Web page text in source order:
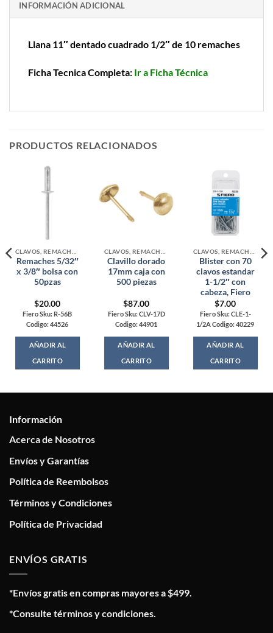
INFORMACIÓN ADICIONAL
Llana 11″ dentado cuadrado 1/2″ de 10 remaches
Ficha Tecnica Completa: Ir a Ficha Técnica
PRODUCTOS RELACIONADOS
Remaches 5/32″
x 3/8″ bolsa con
50pzas
$20.00
Fiero Sku: R-56B
Codigo: 44526
AÑADIR AL
CARRITO
Clavillo dorado
17mm caja con
500 piezas
$87.00
Fiero Sku: CLV-17D
Codigo: 44901
AÑADIR AL
CARRITO
Blister con 70
clavos estandar
1-1/2″ con
cabeza, Fiero
$7.00
Fiero Sku: CLE-1-
1/2A Codigo: 40229
AÑADIR AL
CARRITO
Información
Acerca de Nosotros
Envíos y Garantías
Política de Reembolsos
Términos y Condiciones
Política de Privacidad
ENVÍOS GRATIS
*Envíos gratis en compras mayores a $499.
*Consulte términos y condiciones.